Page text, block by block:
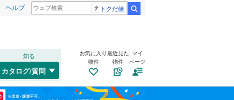
ヘルプ トクだ値
知る
カタログ/質問
お気に入り
物件
最近見た
物件
マイ
ページ
福島 南区(18)
五日市町大字下河内(1)
福塩線(0)
木次線(0)